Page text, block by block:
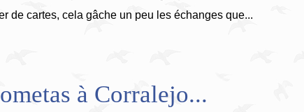
de cartes, cela gâche un peu les échanges que...
à Corralejo...